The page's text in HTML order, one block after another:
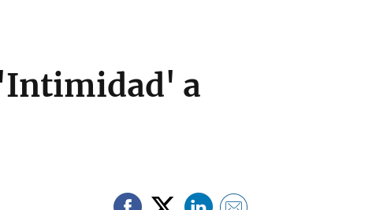
'Intimidad' a